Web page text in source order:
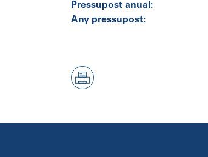
Pressupost anual:
Any pressupost: